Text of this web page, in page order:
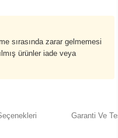
sırasında zarar gelmemesi
ürünler iade veya
Garanti Ve